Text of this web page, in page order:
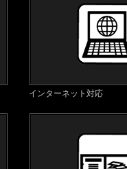
インターネット対応